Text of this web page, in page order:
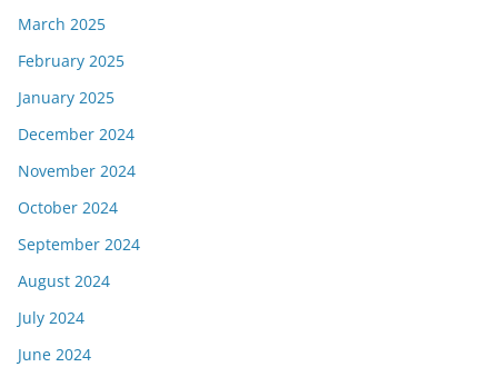
March 2025
February 2025
January 2025
December 2024
November 2024
October 2024
September 2024
August 2024
July 2024
June 2024